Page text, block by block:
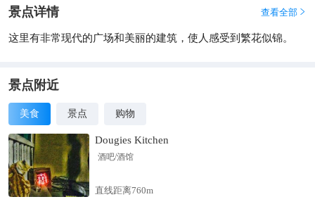
景点详情 查看全部 
这里有非常现代的广场和美丽的建筑，使人感受到繁花似锦。
景点附近
美食 景点 购物
Dougies Kitchen
酒吧/酒馆
直线距离760m